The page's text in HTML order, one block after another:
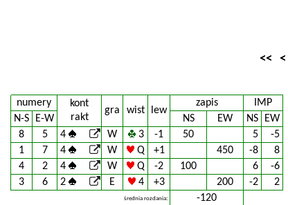
<< <
numery
kont
rakt
gra wist lew
zapis
IMP
N-S
E-W NS EW NS
EW
8
5 4 W 3 -1 50 5
-5
1
7 4 W Q +1 450 -8
8
4
2 4 W Q -2 100 6
-6
3
6 2 E 4 +3 200 -2 2
średnia rozdania: -120